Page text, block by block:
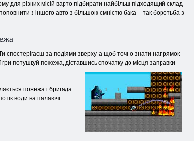
для різних місій варто підбирати найбільш підходящий склад
з іншого авто з більшою ємністю бака – так боротьба з
спостерігаєш за подіями зверху, а щоб точно знати напрямок
гри потушкуй пожежа, діставшись спочатку до місця заправки
пожежа і бригада
води на палаючі